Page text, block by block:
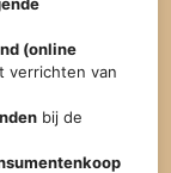
(online
verrichten van
bij de